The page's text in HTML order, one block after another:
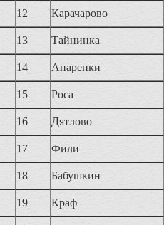
12 Карачарово
13 Тайнинка
14 Апаренки
15 Роса
16 Дятлово
17 Фили
18 Бабушкин
19 Краф